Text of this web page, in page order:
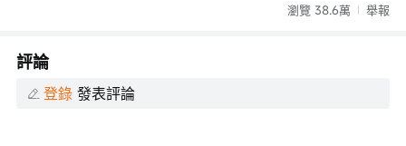
瀏覽 38.6萬 舉報
評論
登錄 發表評論